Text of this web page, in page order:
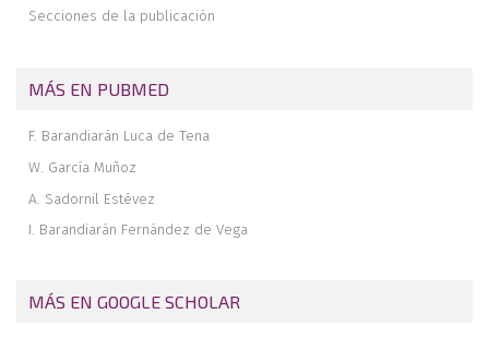
Secciones de la publicación
MÁS EN PUBMED
F. Barandiarán Luca de Tena
W. García Muñoz
A. Sadornil Estévez
I. Barandiarán Fernández de Vega
MÁS EN GOOGLE SCHOLAR